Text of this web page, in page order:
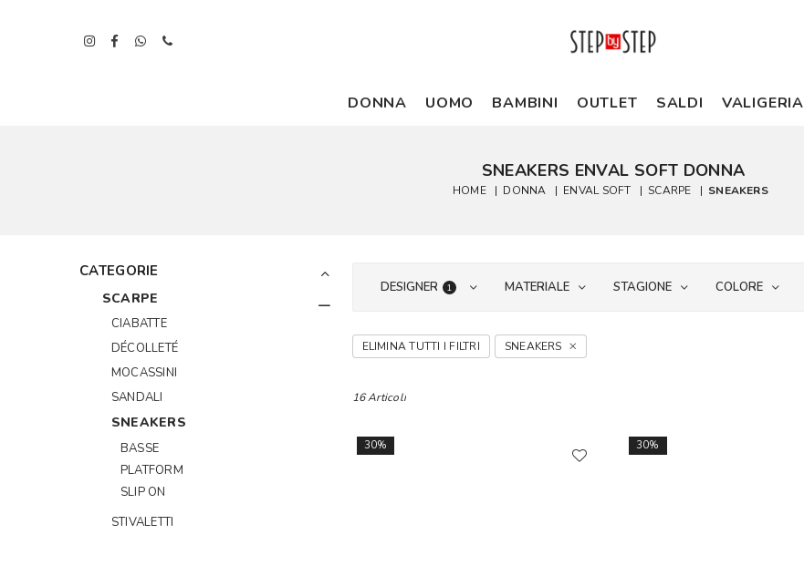
DONNA UOMO BAMBINI OUTLET SALDI VALIGERIA
SNEAKERS ENVAL SOFT DONNA
HOME | DONNA | ENVAL SOFT | SCARPE | SNEAKERS
CATEGORIE
SCARPE
CIABATTE
DÉCOLLETÉ
MOCASSINI
SANDALI
SNEAKERS
BASSE
PLATFORM
SLIP ON
STIVALETTI
DESIGNER 1 MATERIALE STAGIONE COLORE
ELIMINA TUTTI I FILTRI SNEAKERS
16 Articoli
30% 30%